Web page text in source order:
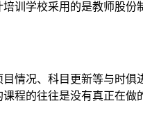
训学校采用的是教师股
情况、科目更新等与时
程的往往是没有真正在做